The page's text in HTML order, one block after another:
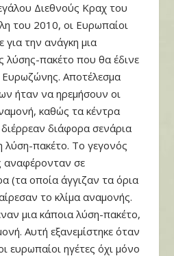
Διεθνούς Κραχ του
του 2010, οι Ευρωπαίοι
για την ανάγκη μια
λύσης-πακέτο που θα έδινε
Ευρωζώνης. Αποτέλεσμα
ήταν να ηρεμήσουν οι
καθώς τα κέντρα
διάφορα σενάρια
λύση-πακέτο. Το γεγονός
αναφέρονταν σε
(τα οποία άγγιζαν τα όρια
το κλίμα αναμονής.
μια κάποια λύση-πακέτο,
Αυτή εξανεμίστηκε όταν
ευρωπαίοι ηγέτες όχι μόνο